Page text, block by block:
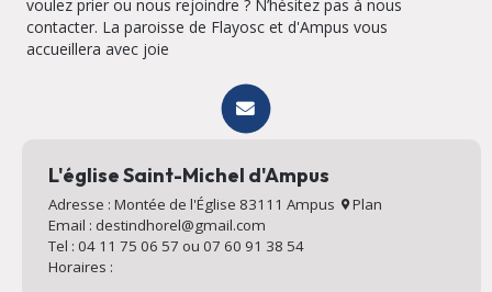
voulez prier ou nous rejoindre ? N’hésitez pas à nous
contacter. La paroisse de Flayosc et d'Ampus vous
accueillera avec joie
L'église Saint-Michel d'Ampus
Adresse : Montée de l'Église 83111 Ampus
Plan
Email : destindhorel@gmail.com
Tel : 04 11 75 06 57 ou 07 60 91 38 54
Horaires :